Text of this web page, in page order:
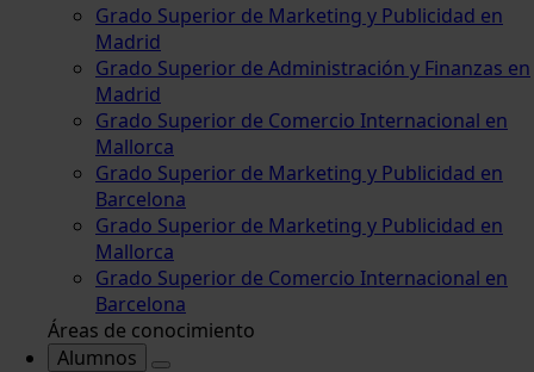
Grado Superior de Marketing y Publicidad en
Madrid
Grado Superior de Administración y Finanzas en
Madrid
Grado Superior de Comercio Internacional en
Mallorca
Grado Superior de Marketing y Publicidad en
Barcelona
Grado Superior de Marketing y Publicidad en
Mallorca
Grado Superior de Comercio Internacional en
Barcelona
Áreas de conocimiento
Alumnos